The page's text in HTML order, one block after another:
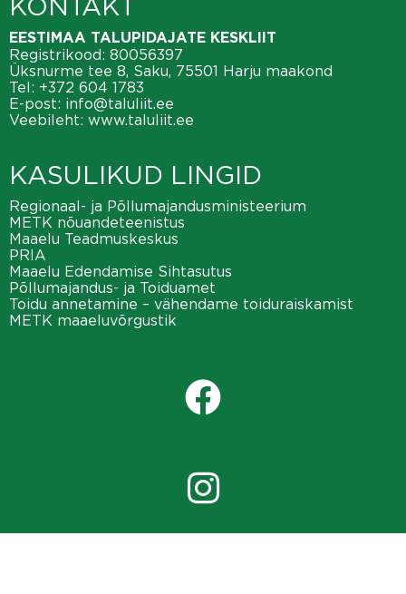
KONTAKT
EESTIMAA TALUPIDAJATE KESKLIIT
Registrikood: 80056397
Üksnurme tee 8, Saku, 75501 Harju maakond
Tel: +372 604 1783
E-post: info@taluliit.ee
Veebileht: www.taluliit.ee
KASULIKUD LINGID
Regionaal- ja Põllumajandusministeerium
METK nõuandeteenistus
Maaelu Teadmuskeskus
PRIA
Maaelu Edendamise Sihtasutus
Põllumajandus- ja Toiduamet
Toidu annetamine – vähendame toiduraiskamist
METK maaeluvõrgustik